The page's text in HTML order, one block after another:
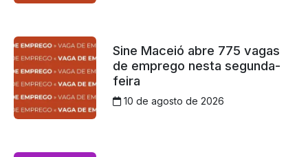
Sine Maceió abre 775 vagas
de emprego nesta segunda-
feira
10 de agosto de 2026